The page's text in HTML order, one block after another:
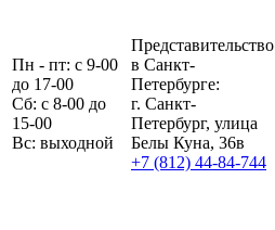
Пн - пт: с 9-00
до 17-00
Сб: с 8-00 до
15-00
Вс: выходной
Представительство
в Санкт-
Петербурге:
г. Санкт-
Петербург, улица
Белы Куна, 36в
+7 (812) 44-84-744